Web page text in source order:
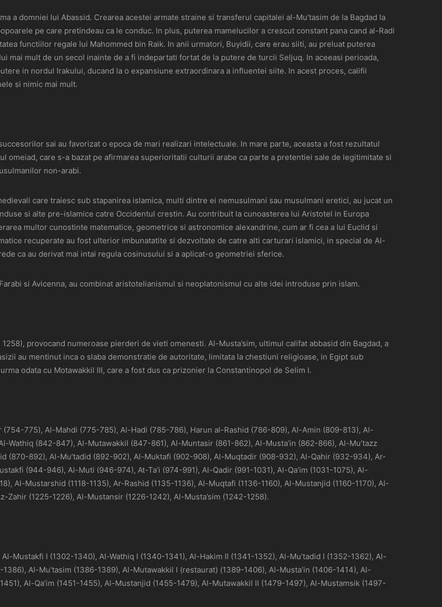
a domniei lui Abassid. Crearea acestei armate straine si transferul capitalei al-Mu’tasim de la Bagdad la
pe care pretindeau ca le conduc. In plus, puterea mamelucilor a crescut constant pana cand al-Radi
functiilor regale lui Mahommed bin Raik. In anii urmatori, Buyidii, care erau siiti, au preluat puterea
mai mult de un secol inainte de a fi indepartati fortat de la putere de turcii Seljuq. In aceeasi perioada,
in nordul Irakului, ducand la o expansiune extraordinara a influentei siite. In acest proces, califii
si nimic mai mult.
sai au favorizat o epoca de mari realizari intelectuale. In mare parte, aceasta a fost rezultatul
omeiad, care s-a bazat pe afirmarea superioritatii culturii arabe ca parte a pretentiei sale de legitimitate si
non-arabi.
care traiesc sub stapanirea islamica, multi dintre ei nemusulmani sau musulmani eretici, au jucat un
si alte pre-islamice catre Occidentul crestin. Au contribuit la cunoasterea lui Aristotel in Europa
multor cunostinte matematice, geometrice si astronomice alexandrine, cum ar fi cea a lui Euclid si
recuperate au fost ulterior imbunatatite si dezvoltate de catre alti carturari islamici, in special de Al-
ca au derivat mai intai regula cosinusului si a aplicat-o geometriei sferice.
si Avicenna, au combinat aristotelianismul si neoplatonismul cu alte idei introduse prin islam.
provocand numeroase pierderi de vieti omenesti. Al-Musta’sim, ultimul califat abbasid din Bagdad, a
au mentinut inca o slaba demonstratie de autoritate, limitata la chestiuni religioase, in Egipt sub
odata cu Motawakkil III, care a fost dus ca prizonier la Constantinopol de Selim I.
(754-775), Al-Mahdi (775-785), Al-Hadi (785-786), Harun al-Rashid (786-809), Al-Amin (809-813), Al-
Wathiq (842-847), Al-Mutawakkil (847-861), Al-Muntasir (861-862), Al-Musta’in (862-866), Al-Mu’tazz
(870-892), Al-Mu’tadid (892-902), Al-Muktafi (902-908), Al-Muqtadir (908-932), Al-Qahir (932-934), Ar-
(944-946), Al-Muti (946-974), At-Ta’i (974-991), Al-Qadir (991-1031), Al-Qa’im (1031-1075), Al-
Al-Mustarshid (1118-1135), Ar-Rashid (1135-1136), Al-Muqtafi (1136-1160), Al-Mustanjid (1160-1170), Al-
Zahir (1225-1226), Al-Mustansir (1226-1242), Al-Musta’sim (1242-1258).
Mustakfi I (1302-1340), Al-Wathiq I (1340-1341), Al-Hakim II (1341-1352), Al-Mu’tadid I (1352-1362), Al-
Al-Mu’tasim (1386-1389), Al-Mutawakkil I (restaurat) (1389-1406), Al-Musta’in (1406-1414), Al-
Al-Qa’im (1451-1455), Al-Mustanjid (1455-1479), Al-Mutawakkil II (1479-1497), Al-Mustamsik (1497-